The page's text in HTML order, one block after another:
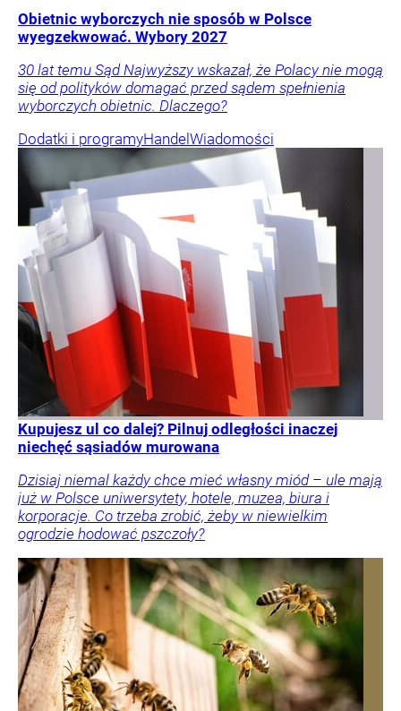
Obietnic wyborczych nie sposób w Polsce
wyegzekwować. Wybory 2027
30 lat temu Sąd Najwyższy wskazał, że Polacy nie mogą
się od polityków domagać przed sądem spełnienia
wyborczych obietnic. Dlaczego?
Dodatki i programyHandel Wiadomości
Kupujesz ul co dalej? Pilnuj odległości inaczej
niechęć sąsiadów murowana
Dzisiaj niemal każdy chce mieć własny miód – ule mają
już w Polsce uniwersytety, hotele, muzea, biura i
korporacje. Co trzeba zrobić, żeby w niewielkim
ogrodzie hodować pszczoły?